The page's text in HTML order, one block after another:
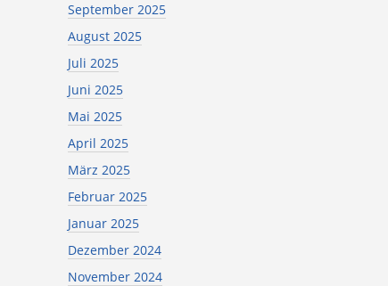
September 2025
August 2025
Juli 2025
Juni 2025
Mai 2025
April 2025
März 2025
Februar 2025
Januar 2025
Dezember 2024
November 2024